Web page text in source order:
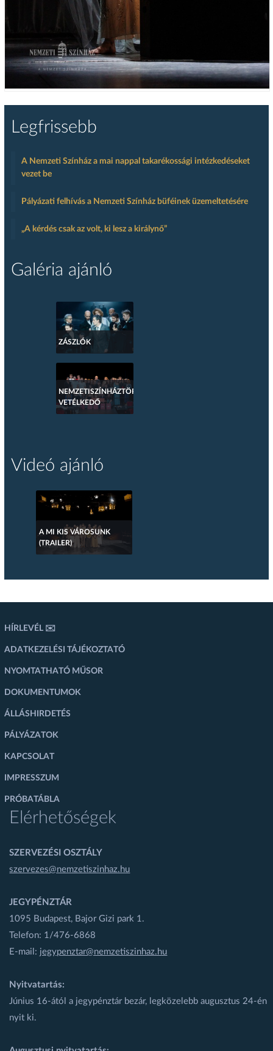
Legfrissebb
A Nemzeti Színház a mai nappal takarékossági intézkedéseket
vezet be
Pályázati felhívás a Nemzeti Színház büféinek üzemeltetésére
„A kérdés csak az volt, ki lesz a királynő”
Galéria ajánló
ZÁSZLÓK
NEMZETISZÍNHÁZTÖRTÉNETI
VETÉLKEDŐ
Videó ajánló
A MI KIS VÁROSUNK
(TRAILER)
HÍRLEVÉL ✉️
ADATKEZELÉSI TÁJÉKOZTATÓ
NYOMTATHATÓ MŰSOR
DOKUMENTUMOK
ÁLLÁSHIRDETÉS
PÁLYÁZATOK
KAPCSOLAT
IMPRESSZUM
PRÓBATÁBLA
Elérhetőségek
SZERVEZÉSI OSZTÁLY
szervezes@nemzetiszinhaz.hu
JEGYPÉNZTÁR
1095 Budapest, Bajor Gizi park 1.
Telefon: 1/476-6868
E-mail: jegypenztar@nemzetiszinhaz.hu
Nyitvatartás:
Június 16-ától a jegypénztár bezár, legközelebb augusztus 24-én
nyit ki.